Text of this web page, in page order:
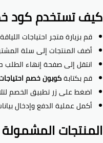
كيف تستخدم كود
قم بزيارة متجر احتياجات
أضف المنتجات إلى سلة
انتقل إلى صفحة إنهاء
قم بكتابةكوبون خصم
اضغط على زر تطبيق الخصم
أكمل عملية الدفع وإدخال
المنتجات